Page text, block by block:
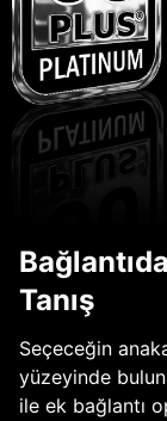
Tanış
Seçeceğin
yüzeyinde
ile ek bağlantı